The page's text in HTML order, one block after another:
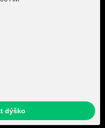
dýško